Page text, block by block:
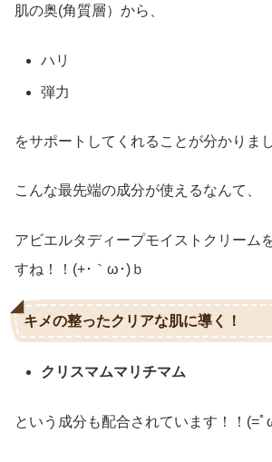
肌の奥(角質層）から、
ハリ
弾力
をサポートしてくれることが分かりま
こんな最先端の成分が使えるなんて、
アビエルタディープモイストクリーム
すね！！(+･｀ω･)ｂ
キメの整ったクリアな肌に導く！
クリスマムマリチマム
という成分も配合されています！！(=ﾟ